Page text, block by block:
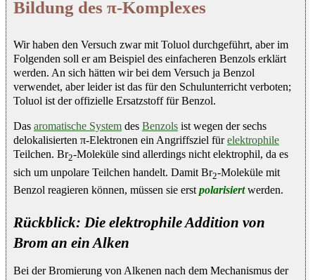
Bildung des π-Komplexes
Wir haben den Versuch zwar mit Toluol durchgeführt, aber im
Folgenden soll er am Beispiel des einfacheren Benzols erklärt
werden. An sich hätten wir bei dem Versuch ja Benzol
verwendet, aber leider ist das für den Schulunterricht verboten;
Toluol ist der offizielle Ersatzstoff für Benzol.
Das aromatische System des Benzols ist wegen der sechs
delokalisierten π-Elektronen ein Angriffsziel fürelektrophile
Teilchen. Br2-Moleküle sind allerdings nicht elektrophil, da es
sich um unpolare Teilchen handelt. Damit Br2-Moleküle mit
Benzol reagieren können, müssen sie erst polarisiertwerden.
Rückblick: Die elektrophile Addition von
Brom an ein Alken
Bei der Bromierung von Alkenen nach dem Mechanismus der